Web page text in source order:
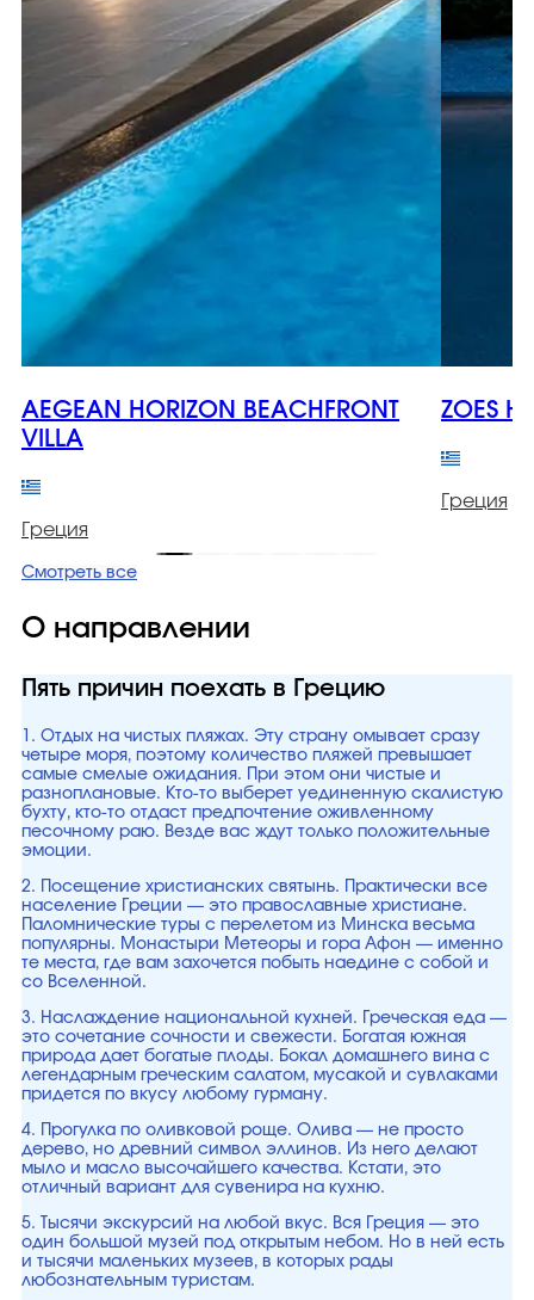
AEGEAN HORIZON BEACHFRONT
VILLA
Греция
ZOES
Греция
Смотреть все
О направлении
Пять причин поехать в Грецию
1. Отдых на чистых пляжах. Эту страну омывает сразу
четыре моря, поэтому количество пляжей превышает
самые смелые ожидания. При этом они чистые и
разноплановые. Кто-то выберет уединенную скалистую
бухту, кто-то отдаст предпочтение оживленному
песочному раю. Везде вас ждут только положительные
эмоции.
2. Посещение христианских святынь. Практически все
население Греции — это православные христиане.
Паломнические туры с перелетом из Минска весьма
популярны. Монастыри Метеоры и гора Афон — именно
те места, где вам захочется побыть наедине с собой и
со Вселенной.
3. Наслаждение национальной кухней. Греческая еда —
это сочетание сочности и свежести. Богатая южная
природа дает богатые плоды. Бокал домашнего вина с
легендарным греческим салатом, мусакой и сувлаками
придется по вкусу любому гурману.
4. Прогулка по оливковой роще. Олива — не просто
дерево, но древний символ эллинов. Из него делают
мыло и масло высочайшего качества. Кстати, это
отличный вариант для сувенира на кухню.
5. Тысячи экскурсий на любой вкус. Вся Греция — это
один большой музей под открытым небом. Но в ней есть
и тысячи маленьких музеев, в которых рады
любознательным туристам.